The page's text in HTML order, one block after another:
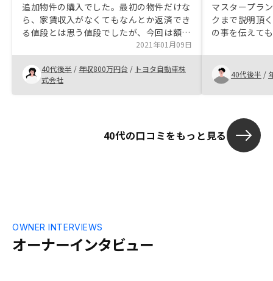
追加物件の購入でした。最初の物件だけな
ら、家賃収入がなくてもなんとか返済でき
る値段とは思う値段でしたが、今回は額が
増えたという不安がありました。 一年ほ
ど様子見てからの方がよいのではないか、
なども頭をよぎりましたが、どうせなら少
しでも自分が若い方がよいのではないか、
と飛び込むことにしました。 確定申告や
た 元気に働いて、くるべき老後を楽
2021年01月09日
40代後半 / 年収800万円台 / トヨタ自動車株
式会社
マスタープラ
クまで説明頂
の事を伝えて
い。
40代後半 /
40代の口コミをもっと見る
オーナーインタビュー
OWNER INTERVIEWS